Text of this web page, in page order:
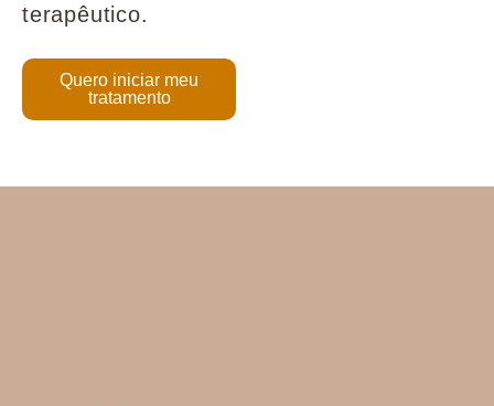
terapêutico.
Quero iniciar meu
tratamento